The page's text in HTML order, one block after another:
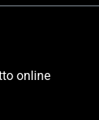
online